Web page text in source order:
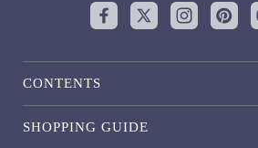
CONTENTS
SHOPPING GUIDE